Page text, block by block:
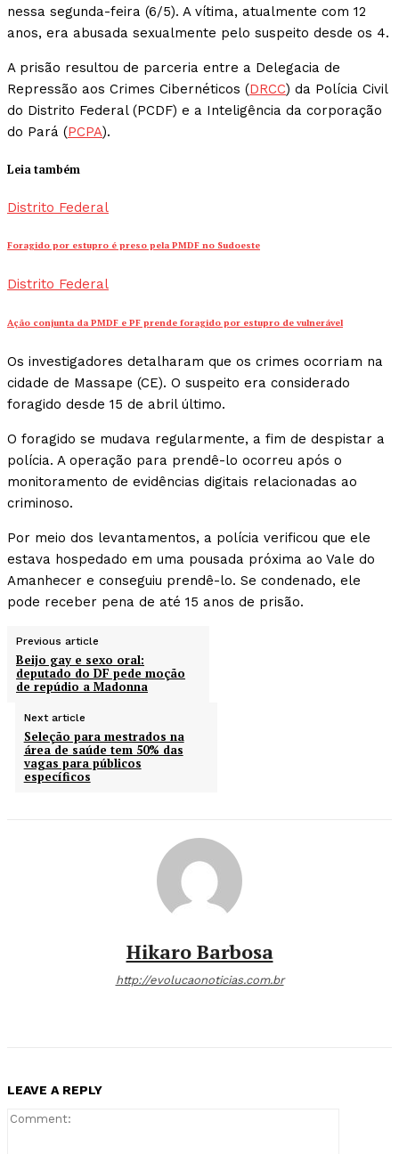
nessa segunda-feira (6/5). A vítima, atualmente com 12
anos, era abusada sexualmente pelo suspeito desde os 4.
A prisão resultou de parceria entre a Delegacia de
Repressão aos Crimes Cibernéticos (DRCC) da Polícia Civil
do Distrito Federal (PCDF) e a Inteligência da corporação
do Pará (PCPA).
Leia também
Distrito Federal
Foragido por estupro é preso pela PMDF no Sudoeste
Distrito Federal
Ação conjunta da PMDF e PF prende foragido por estupro de vulnerável
Os investigadores detalharam que os crimes ocorriam na
cidade de Massape (CE). O suspeito era considerado
foragido desde 15 de abril último.
O foragido se mudava regularmente, a fim de despistar a
polícia. A operação para prendê-lo ocorreu após o
monitoramento de evidências digitais relacionadas ao
criminoso.
Por meio dos levantamentos, a polícia verificou que ele
estava hospedado em uma pousada próxima ao Vale do
Amanhecer e conseguiu prendê-lo. Se condenado, ele
pode receber pena de até 15 anos de prisão.
Previous article
Beijo gay e sexo oral:
deputado do DF pede moção
de repúdio a Madonna
Next article
Seleção para mestrados na
área de saúde tem 50% das
vagas para públicos
específicos
Hikaro Barbosa
http://evolucaonoticias.com.br
LEAVE A REPLY